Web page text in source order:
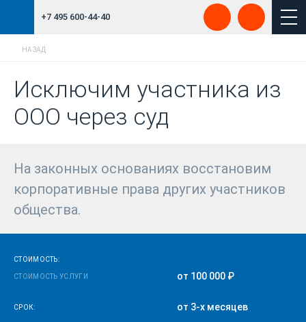
+7 495 600-44-40
НАЗАД
Исключим участника из
ООО через суд
На законных основаниях восстановим
корпоративные права других участников
общества.
СТОИМОСТЬ:
СТОИМОСТЬ УСЛУГИ от 100 000 ₽
СРОК: от 3-х месяцев